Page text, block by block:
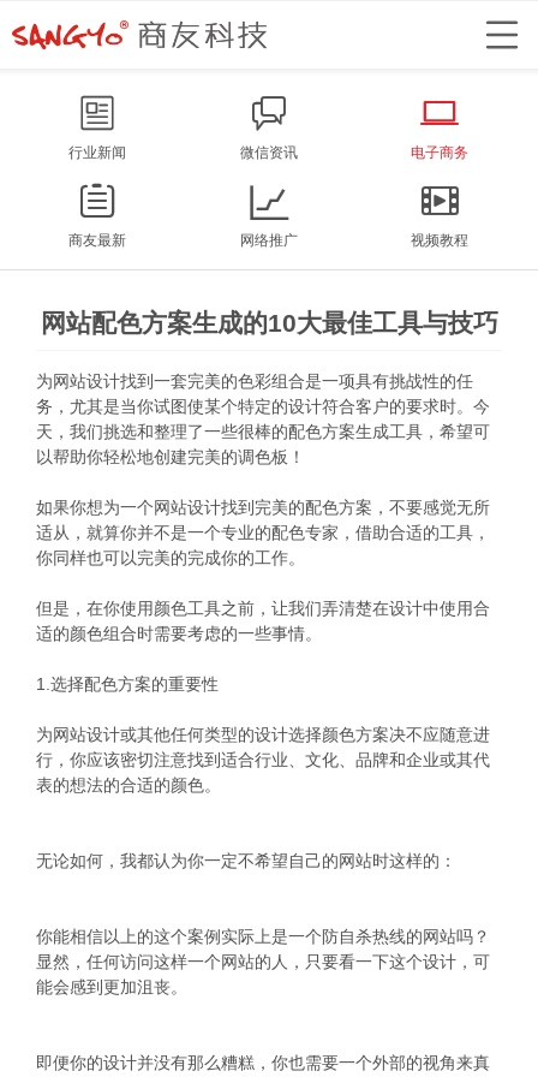
行业新闻 微信资讯 电子商务
商友最新 网络推广 视频教程
网站配色方案生成的10大最佳工具与技巧
为网站设计找到一套完美的色彩组合是一项具有挑战性的任
务，尤其是当你试图使某个特定的设计符合客户的要求时。今
天，我们挑选和整理了一些很棒的配色方案生成工具，希望可
以帮助你轻松地创建完美的调色板！
如果你想为一个网站设计找到完美的配色方案，不要感觉无所
适从，就算你并不是一个专业的配色专家，借助合适的工具，
你同样也可以完美的完成你的工作。
但是，在你使用颜色工具之前，让我们弄清楚在设计中使用合
适的颜色组合时需要考虑的一些事情。
1.选择配色方案的重要性
为网站设计或其他任何类型的设计选择颜色方案决不应随意进
行，你应该密切注意找到适合行业、文化、品牌和企业或其代
表的想法的合适的颜色。
无论如何，我都认为你一定不希望自己的网站时这样的：
你能相信以上的这个案例实际上是一个防自杀热线的网站吗？
显然，任何访问这样一个网站的人，只要看一下这个设计，可
能会感到更加沮丧。
即便你的设计并没有那么糟糕，你也需要一个外部的视角来真